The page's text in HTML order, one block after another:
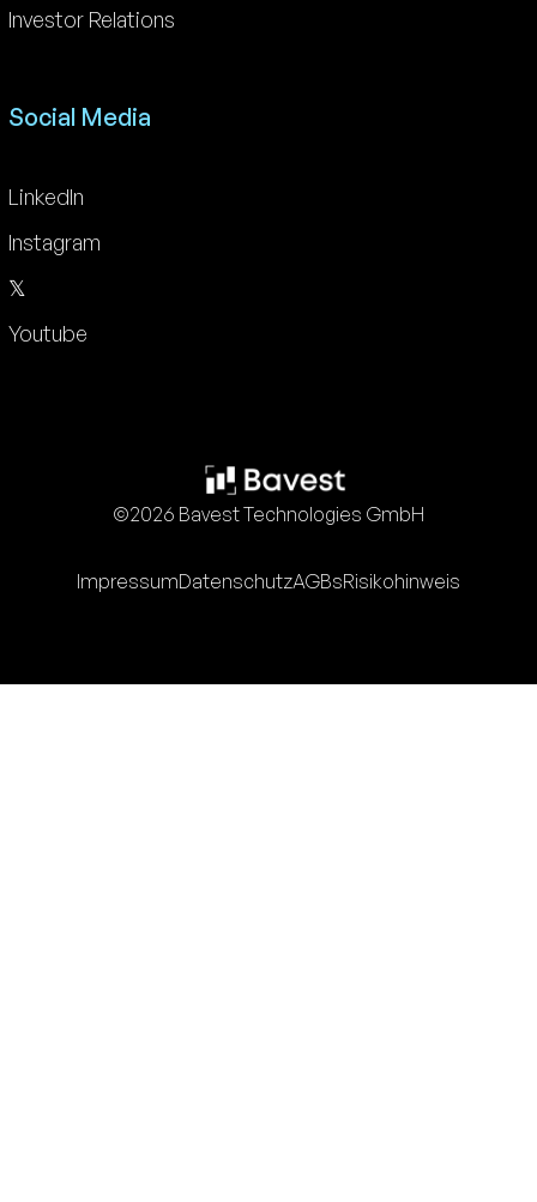
Investor Relations
Social Media
LinkedIn
Instagram
𝕏
Youtube
©2026 Bavest Technologies GmbH
ImpressumDatenschutzAGBsRisikohinweis